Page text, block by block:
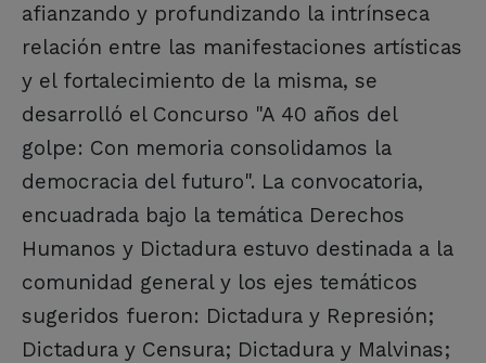
afianzando y profundizando la intrínseca
relación entre las manifestaciones artísticas
y el fortalecimiento de la misma, se
desarrolló el Concurso "A 40 años del
golpe: Con memoria consolidamos la
democracia del futuro". La convocatoria,
encuadrada bajo la temática Derechos
Humanos y Dictadura estuvo destinada a la
comunidad general y los ejes temáticos
sugeridos fueron: Dictadura y Represión;
Dictadura y Censura; Dictadura y Malvinas;